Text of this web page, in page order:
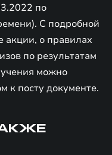
по
С подробной
акции, о правилах
по результатам
можно
к посту документе.